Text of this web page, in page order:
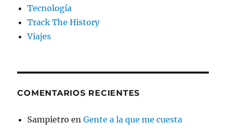
Tecnología
Track The History
Viajes
COMENTARIOS RECIENTES
Sampietro enGente a la que me cuesta